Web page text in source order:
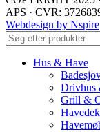
APS · CVR:
Webdesign by Nspire
Hus & Have
Drivhus
Grill &